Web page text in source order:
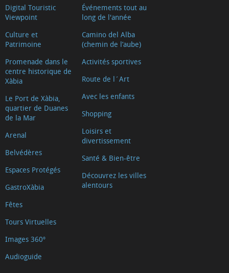
Digital Touristic
Viewpoint
Culture et
Patrimoine
Promenade dans le
centre historique de
Xàbia
Le Port de Xàbia,
quartier de Duanes
de la Mar
Arenal
Belvédères
Espaces Protégés
GastroXàbia
Fêtes
Tours Virtuelles
Images 360º
Audioguide
Événements tout au
long de l'année
Camino del Alba
(chemin de l’aube)
Activités sportives
Route de l´Art
Avec les enfants
Shopping
Loisirs et
divertissement
Santé & Bien-être
Découvrez les villes
alentours